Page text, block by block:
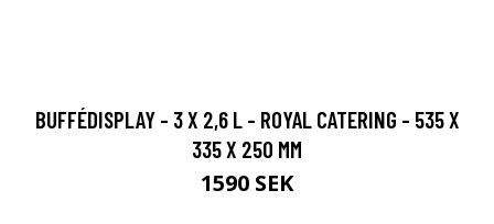
BUFFÉDISPLAY - 3 X 2,6 L - ROYAL CATERING - 535 X
335 X 250 MM
1590 SEK